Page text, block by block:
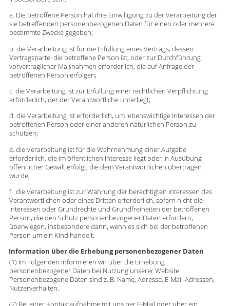
a. Die betroffene Person hat ihre Einwilligung zu der Verarbeitung der
sie betreffenden personenbezogenen Daten für einen oder mehrere
bestimmte Zwecke gegeben;
b. die Verarbeitung ist für die Erfüllung eines Vertrags, dessen
Vertragspartei die betroffene Person ist, oder zur Durchführung
vorvertraglicher Maßnahmen erforderlich, die auf Anfrage der
betroffenen Person erfolgen;
c. die Verarbeitung ist zur Erfüllung einer rechtlichen Verpflichtung
erforderlich, der der Verantwortliche unterliegt;
d. die Verarbeitung ist erforderlich, um lebenswichtige Interessen der
betroffenen Person oder einer anderen natürlichen Person zu
schützen;
e. die Verarbeitung ist für die Wahrnehmung einer Aufgabe
erforderlich, die im öffentlichen Interesse liegt oder in Ausübung
öffentlicher Gewalt erfolgt, die dem Verantwortlichen übertragen
wurde;
f. die Verarbeitung ist zur Wahrung der berechtigten Interessen des
Verantwortlichen oder eines Dritten erforderlich, sofern nicht die
Interessen oder Grundrechte und Grundfreiheiten der betroffenen
Person, die den Schutz personenbezogener Daten erfordern,
überwiegen, insbesondere dann, wenn es sich bei der betroffenen
Person um ein Kind handelt.
Information über die Erhebung personenbezogener Daten
(1) Im Folgenden informieren wir über die Erhebung
personenbezogener Daten bei Nutzung unserer Website.
Personenbezogene Daten sind z. B. Name, Adresse, E-Mail-Adressen,
Nutzerverhalten.
(2) Bei einer Kontaktaufnahme mit uns per E-Mail oder über ein